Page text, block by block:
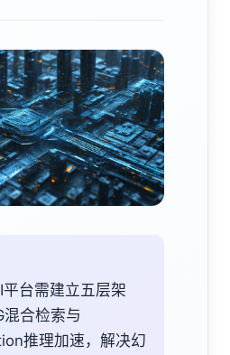
台需建立五层架
混合检索与
推理加速，解决幻